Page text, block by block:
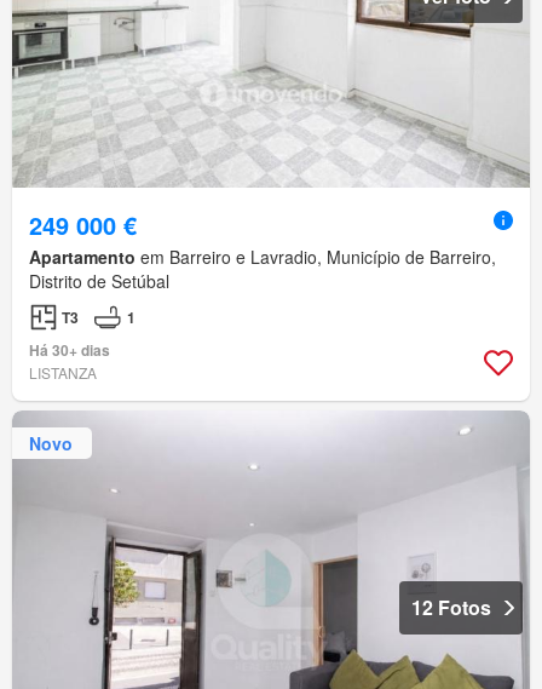
249 000 €
Apartamento em Barreiro e Lavradio, Município de Barreiro,
Distrito de Setúbal
T3
1
Há 30+ dias
LISTANZA
Novo
12 Fotos